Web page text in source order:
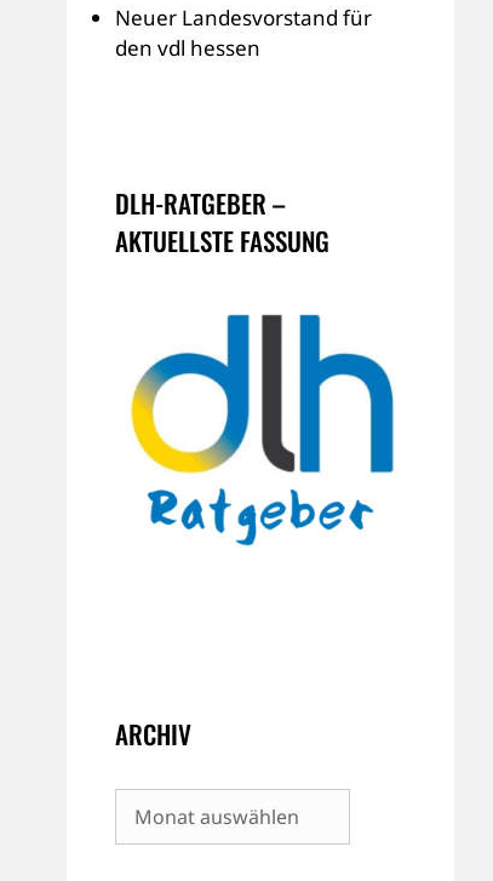
Neuer Landesvorstand für
den vdl hessen
DLH-RATGEBER –
AKTUELLSTE FASSUNG
ARCHIV
Archiv